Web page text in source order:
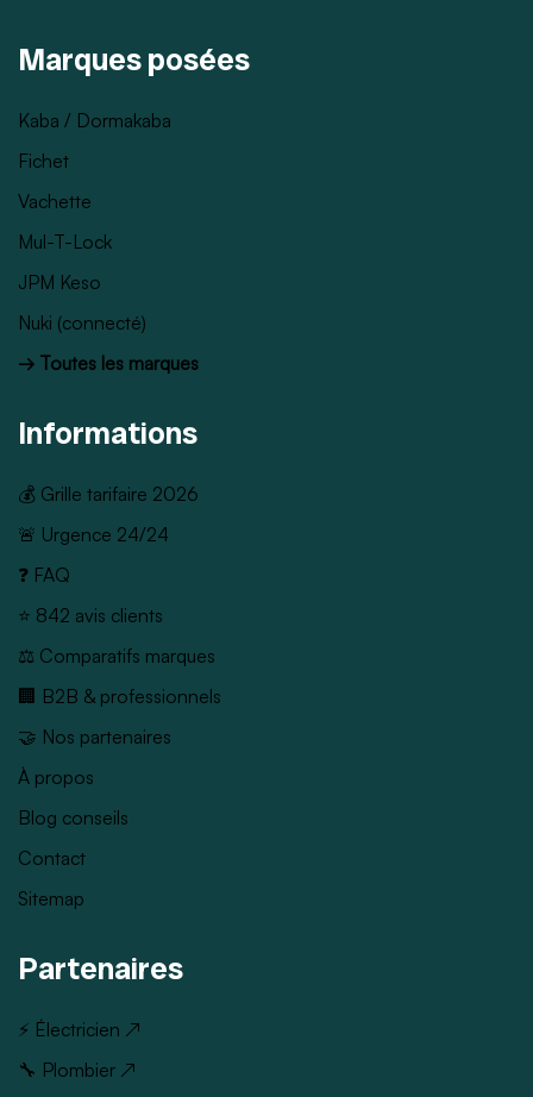
Marques posées
Kaba / Dormakaba
Fichet
Vachette
Mul-T-Lock
JPM Keso
Nuki (connecté)
→ Toutes les marques
Informations
💰 Grille tarifaire 2026
🚨 Urgence 24/24
❓ FAQ
⭐ 842 avis clients
⚖️ Comparatifs marques
🏢 B2B & professionnels
🤝 Nos partenaires
À propos
Blog conseils
Contact
Sitemap
Partenaires
⚡ Électricien ↗
🔧 Plombier ↗